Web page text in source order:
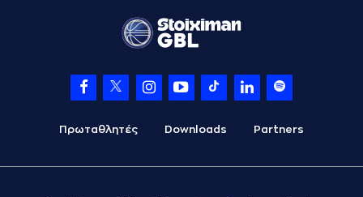
Πρωταθλητές Downloads Partners